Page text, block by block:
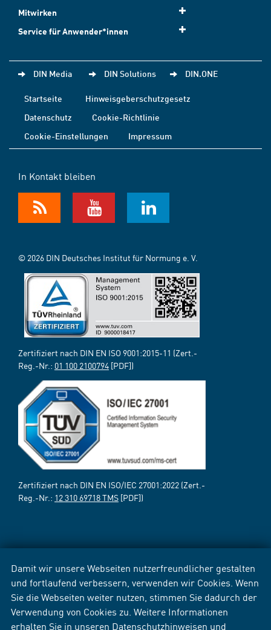
Damit wir unsere Webseiten nutzerfreundlicher gestalten
und fortlaufend verbessern, verwenden wir Cookies. Wenn
Sie die Webseiten weiter nutzen, stimmen Sie dadurch der
Verwendung von Cookies zu. Weitere Informationen
erhalten Sie in unseren Datenschutzhinweisen und
Mitwirken
Service für Anwender*innen
DIN Media DIN Solutions DIN.ONE
Startseite
Hinweisgeberschutzgesetz
Datenschutz
Cookie-Richtlinie
Cookie-Einstellungen
Impressum
In Kontakt bleiben
© 2026 DIN Deutsches Institut für Normung e. V.
Zertifiziert nach DIN EN ISO 9001:2015-11 (Zert.-
Reg.-Nr.: 01 100 2100794 [PDF])
Zertifiziert nach DIN EN ISO/IEC 27001:2022 (Zert.-
Reg.-Nr.: 12 310 69718 TMS [PDF])